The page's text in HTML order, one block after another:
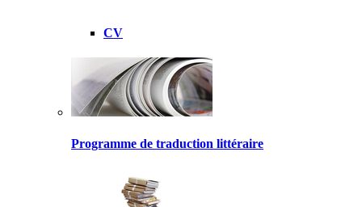
CV
Programme de traduction littéraire